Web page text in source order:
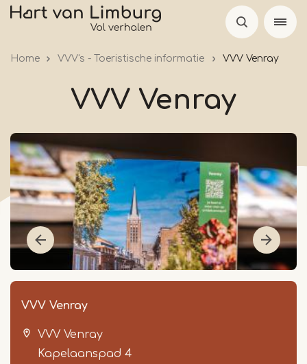
Overslaan
Home VVV's - Toeristische informatie VVV Venray
VVV Venray
VVV Venray
VVV Venray
Kapelaanspad 4